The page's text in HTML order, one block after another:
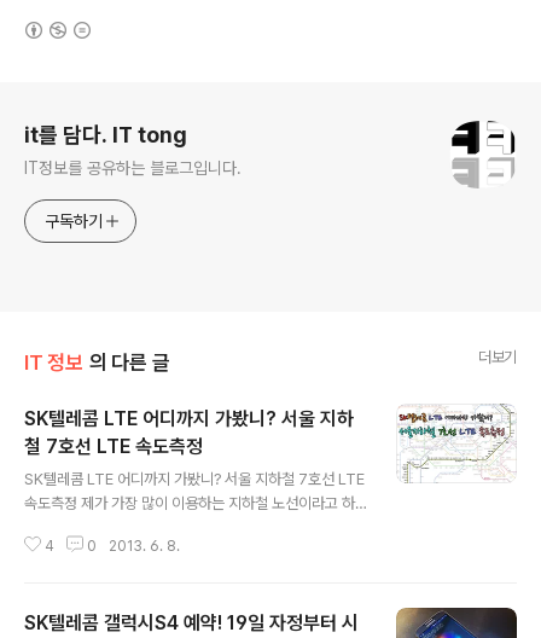
it를 담다. IT tong
IT정보를 공유하는 블로그입니다.
구독하기
IT 정보 의 다른 글 더보기
SK텔레콤 LTE 어디까지 가봤니? 서울 지하
철 7호선 LTE 속도측정
SK텔레콤 LTE 어디까지 가봤니? 서울 지하철 7호선 LTE
속도측정 제가 가장 많이 이용하는 지하철 노선이라고 하
7호선 부평 연장 구간까지 개통되면서 인천 서북부권 시민
이나 동영상, 게임, 음악을 즐기시는 분들이 많이 계실겁니
4 0 2013. 6. 8.
SK텔레콤 갤럭시S4 예약! 19일 자정부터 시